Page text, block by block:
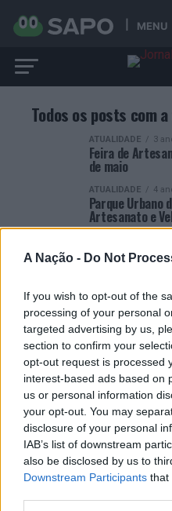
A Nação - Do Not
If you wish to opt-out of the
processing of your personal
targeted advertising by us,
section to confirm your
opt-out request is processed
interest-based ads based on
us or personal information
your opt-out. You may
disclosure of your personal
IAB’s list of downstream
also be disclosed by us to
Downstream Participants that
MENU
Todos os posts com
ATUALIDADE 3
Feira de
de maio
ATUALIDADE 4
Parque Urbano
Artesanato e
Castro Marim
Velharias
ARTIGOS
Esposende acolhe festival
Cinco projetos de Cascais
EMEC celebra a conclusão
Educação e Formação de